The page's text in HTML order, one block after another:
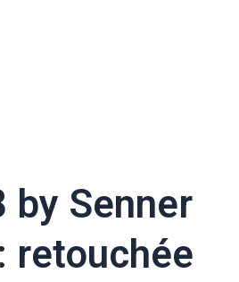
by Senner
retouchée